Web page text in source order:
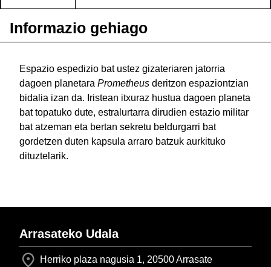
Informazio gehiago
Espazio espedizio bat ustez gizateriaren jatorria
dagoen planetara Prometheus deritzon espaziontzian
bidalia izan da. Iristean itxuraz hustua dagoen planeta
bat topatuko dute, estralurtarra dirudien estazio militar
bat atzeman eta bertan sekretu beldurgarri bat
gordetzen duten kapsula arraro batzuk aurkituko
dituztelarik.
Arrasateko Udala
Herriko plaza nagusia 1, 20500 Arrasate